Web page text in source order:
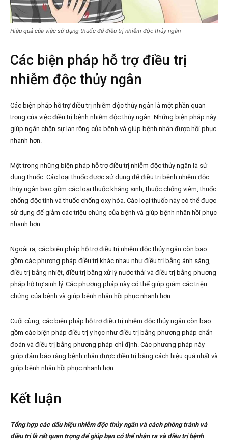
Hiệu quả của việc sử dụng thuốc để điều trị nhiễm độc thủy ngân
Các biện pháp hỗ trợ điều trị
nhiễm độc thủy ngân
Các biện pháp hỗ trợ điều trị nhiễm độc thủy ngân là một phần quan
trọng của việc điều trị bệnh nhiễm độc thủy ngân. Những biện pháp này
giúp ngăn chặn sự lan rộng của bệnh và giúp bệnh nhân được hồi phục
nhanh hơn.
Một trong những biện pháp hỗ trợ điều trị nhiễm độc thủy ngân là sử
dụng thuốc. Các loại thuốc được sử dụng để điều trị bệnh nhiễm độc
thủy ngân bao gồm các loại thuốc kháng sinh, thuốc chống viêm, thuốc
chống độc tính và thuốc chống oxy hóa. Các loại thuốc này có thể được
sử dụng để giảm các triệu chứng của bệnh và giúp bệnh nhân hồi phục
nhanh hơn.
Ngoài ra, các biện pháp hỗ trợ điều trị nhiễm độc thủy ngân còn bao
gồm các phương pháp điều trị khác nhau như điều trị bằng ánh sáng,
điều trị bằng nhiệt, điều trị bằng xử lý nước thải và điều trị bằng phương
pháp hỗ trợ sinh lý. Các phương pháp này có thể giúp giảm các triệu
chứng của bệnh và giúp bệnh nhân hồi phục nhanh hơn.
Cuối cùng, các biện pháp hỗ trợ điều trị nhiễm độc thủy ngân còn bao
gồm các biện pháp điều trị y học như điều trị bằng phương pháp chẩn
đoán và điều trị bằng phương pháp chỉ định. Các phương pháp này
giúp đảm bảo rằng bệnh nhân được điều trị bằng cách hiệu quả nhất và
giúp bệnh nhân hồi phục nhanh hơn.
Kết luận
Tổng hợp các dấu hiệu nhiễm độc thủy ngân và cách phòng tránh và
điều trị là rất quan trọng để giúp bạn có thể nhận ra và điều trị bệnh